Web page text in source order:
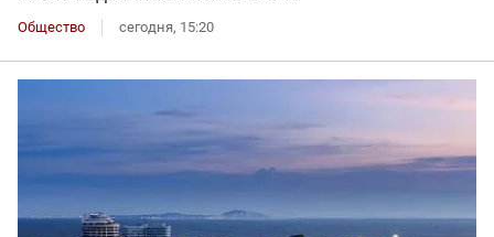
Общество сегодня, 15:20